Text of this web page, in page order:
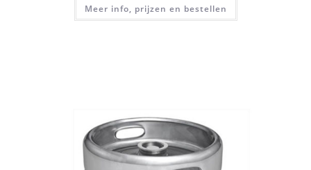
Meer info, prijzen en bestellen